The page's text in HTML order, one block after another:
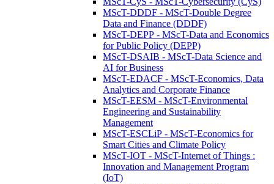
MScT-DDDF - MScT-Double Degree
Data and Finance (DDDF)
MScT-DEPP - MScT-Data and Economics
for Public Policy (DEPP)
MScT-DSAIB - MScT-Data Science and
AI for Business
MScT-EDACF - MScT-Economics, Data
Analytics and Corporate Finance
MScT-EESM - MScT-Environmental
Engineering and Sustainability
Management
MScT-ESCLiP - MScT-Economics for
Smart Cities and Climate Policy
MScT-IOT - MScT-Internet of Things :
Innovation and Management Program
(IoT)